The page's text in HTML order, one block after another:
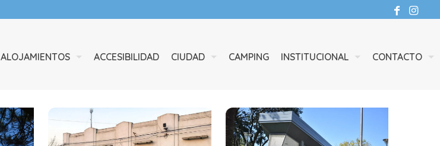
ALOJAMIENTOS ACCESIBILIDAD CIUDAD CAMPING INSTITUCIONAL CONTACTO